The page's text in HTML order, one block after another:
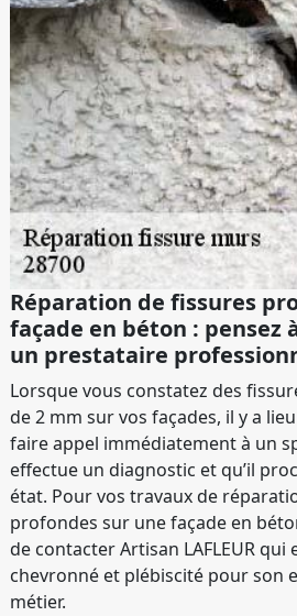
Réparation de fissures
façade en béton :
un prestataire
Lorsque vous constatez des
de 2 mm sur vos façades, il y a
faire appel immédiatement à un
effectue un diagnostic et qu’il
état. Pour vos travaux de
profondes sur une façade en
de contacter Artisan LAFLEUR qui
chevronné et plébiscité pour son
métier.